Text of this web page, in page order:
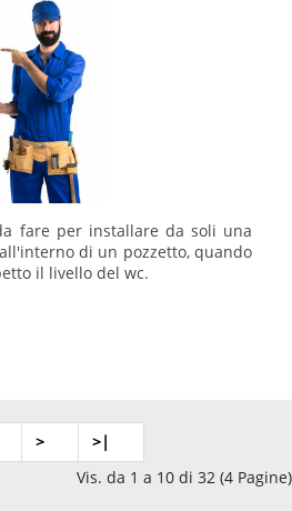
fare per installare da soli una
di un pozzetto, quando
il livello del wc.
>
>|
Vis. da 1 a 10 di 32 (4 Pagine)